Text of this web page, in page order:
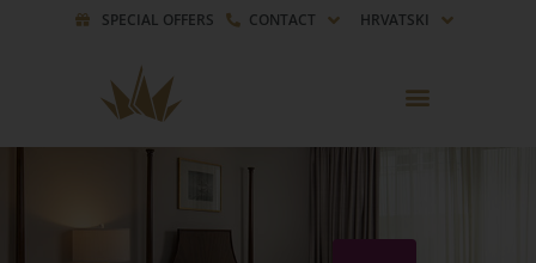
SPECIAL OFFERS CONTACT HRVATSKI